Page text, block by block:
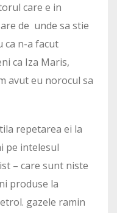
care e in
de unde sa stie
ca n-a facut
ca Iza Maris,
avut eu norocul sa
repetarea ei la
pe intelesul
– care sunt niste
produse la
gazele ramin